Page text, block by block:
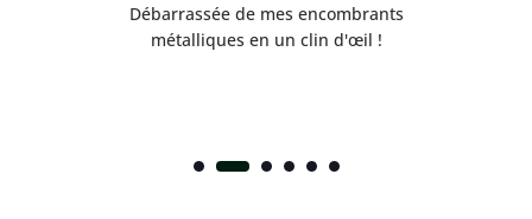
Débarrassée de mes encombrants
métalliques en un clin d'œil !